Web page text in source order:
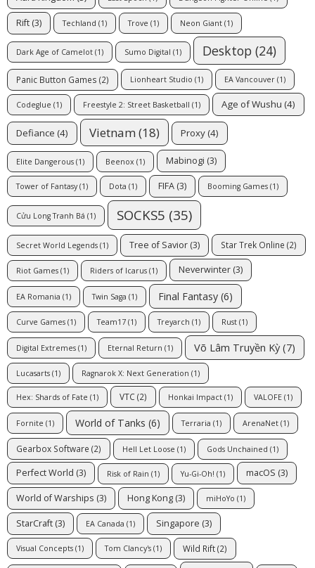
Rift (3) Techland (1) Trove (1) Neon Giant (1)
Dark Age of Camelot (1) Sumo Digital (1) Desktop (24)
Panic Button Games (2) Lionheart Studio (1) EA Vancouver (1)
Codeglue (1) Freestyle 2: Street Basketball (1) Age of Wushu (4)
Defiance (4) Vietnam (18) Proxy (4)
Elite Dangerous (1) Beenox (1) Mabinogi (3)
Tower of Fantasy(1) Dota (1) FIFA (3) Booming Games (1)
Cửu Long Tranh Bá (1) SOCKS5 (35)
Secret World Legends (1) Tree of Savior (3) Star Trek Online (2)
Riot Games (1) Riders of Icarus (1) Neverwinter (3)
EA Romania (1) Twin Saga (1) Final Fantasy (6)
Curve Games (1) Team17 (1) Treyarch (1) Rust (1)
Digital Extremes (1) Eternal Return (1) Võ Lâm Truyền Kỳ (7)
Lucasarts (1) Ragnarok X: Next Generation (1)
Hex: Shards of Fate (1) VTC(2) Honkai Impact (1) VALOFE (1)
Fornite (1) World of Tanks (6) Terraria (1) ArenaNet (1)
Gearbox Software (2) Hell Let Loose (1) Gods Unchained (1)
Perfect World (3) Risk of Rain (1) Yu-Gi-Oh! (1) macOS (3)
World of Warships (3) Hong Kong (3) miHoYo (1)
StarCraft (3) EA Canada (1) Singapore (3)
Visual Concepts (1) Tom Clancy's (1) Wild Rift(2)